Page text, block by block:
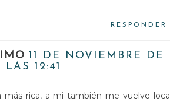
RESPONDER
11 DE NOVIEMBRE DE
12:41
más rica, a mi también me vuelve loca